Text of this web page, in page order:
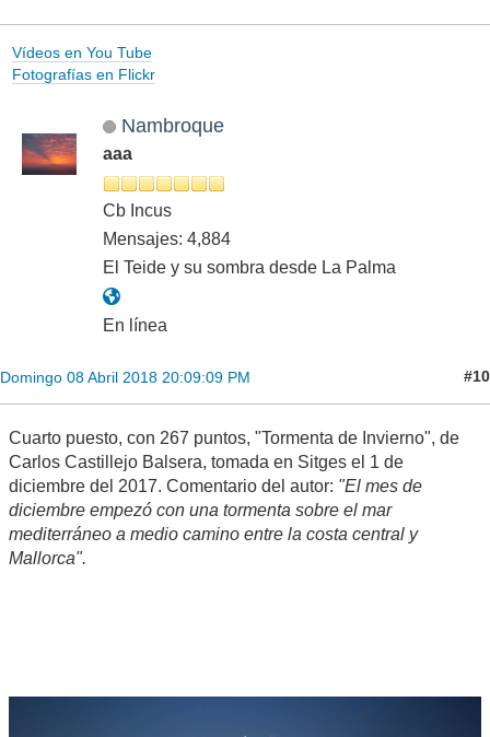
Vídeos en You Tube
Fotografías en Flickr
Nambroque
aaa
Cb Incus
Mensajes: 4,884
El Teide y su sombra desde La Palma
En línea
Domingo 08 Abril 2018 20:09:09 PM #10
Cuarto puesto, con 267 puntos, "Tormenta de Invierno", de
Carlos Castillejo Balsera, tomada en Sitges el 1 de
diciembre del 2017. Comentario del autor: "El mes de
diciembre empezó con una tormenta sobre el mar
mediterráneo a medio camino entre la costa central y
Mallorca".